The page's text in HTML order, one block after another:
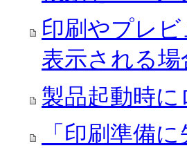
印刷やプレ
表示される
製品起動時
「印刷準備